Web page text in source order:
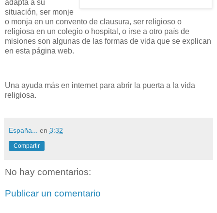
adapta a su
situación, ser monje
o monja en un convento de clausura, ser religioso o
religiosa en un colegio o hospital, o irse a otro país de
misiones son algunas de las formas de vida que se explican
en esta página web.
Una ayuda más en internet para abrir la puerta a la vida
religiosa.
España... en 3:32
Compartir
No hay comentarios:
Publicar un comentario